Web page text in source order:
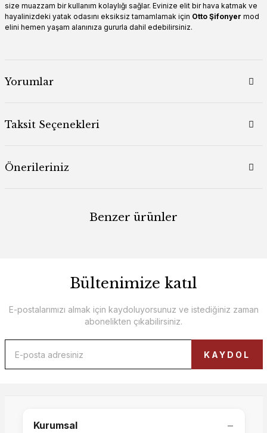
size muazzam bir kullanım kolaylığı sağlar. Evinize elit bir hava katmak ve
hayalinizdeki yatak odasını eksiksiz tamamlamak için Otto Şifonyer mod
elini hemen yaşam alanınıza gururla dahil edebilirsiniz.
Yorumlar
Taksit Seçenekleri
Önerileriniz
Benzer ürünler
Bültenimize katıl
E-postalarımızı almak için kaydoluyorsunuz ve istediğiniz zaman
abonelikten çıkabilirsiniz.
KAYDOL
Kurumsal −